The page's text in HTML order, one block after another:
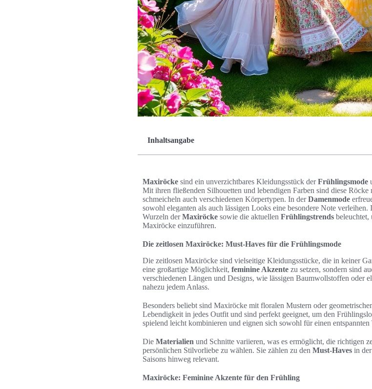
Inhaltsangabe
Maxiröcke sind ein unverzichtbares Kleidungsstück derFrühlingsmode
Mit ihren fließenden Silhouetten und lebendigen Farben sind diese
schmeicheln auch verschiedenen Körpertypen. In derDamenmode
sowohl eleganten als auch lässigen Looks eine besondere Note
Wurzeln derMaxiröcke sowie die aktuellen Frühlingstrends beleuchtet,
Maxiröcke einzuführen.
Die zeitlosen Maxiröcke: Must-Haves für die Frühlingsmode
Die zeitlosen Maxiröcke sind vielseitige Kleidungsstücke, die in keiner
eine großartige Möglichkeit, feminine Akzente zu setzen, sondern sind
verschiedenen Längen und Designs, wie lässigen Baumwollstoffen oder
nahezu jedem Anlass.
Besonders beliebt sind Maxiröcke mit floralen Mustern oder
Lebendigkeit in jedes Outfit und sind perfekt geeignet, um den
spielend leicht kombinieren und eignen sich sowohl für einen
Die Materialien und Schnitte variieren, was es ermöglicht, die richtigen
persönlichen Stilvorliebe zu wählen. Sie zählen zu den Must-Haves in der
Saisons hinweg relevant.
Maxiröcke: Feminine Akzente für den Frühling